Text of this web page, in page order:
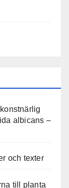
albicans –
och texter
till planta